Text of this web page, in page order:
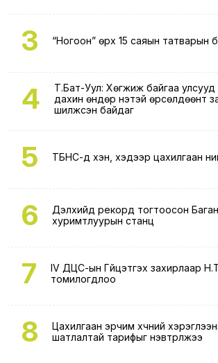
3 “Ногоон” өрх 15 саяын татварын
4
Т.Бат-Уул: Хөгжиж байгаа
дахин өндөр үнэтэй өрсөлдөөнт
шилжсэн байдаг
5 ТБНС-д хэн, хэдээр цахилгаан
6
Дэлхийд рекорд тогтоосон
хуримтлуурын станц
7
IV ДЦС-ын Гүйцэтгэх захирлаар
томилогдлоо
8
Цахилгаан эрчим хүчний
шатлалтай тарифыг нэвтрүүлжээ